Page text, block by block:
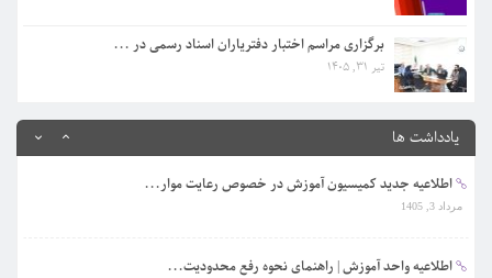
برگزاری مراسم اختبار دفتریاران اسناد رسمی در ...
تیر 31, 1405
یادداشت ها
اطلاعیه مهم روابط عممومی کانون البرز در خصوص ...
مرداد 3, 1405
اطلاعیه جدید کمیسیون آموزش در خصوص رعایت موار...
مرداد 3, 1405
اطلاعیه واحد آموزش | راهنمای نحوه رفع محدودیت...